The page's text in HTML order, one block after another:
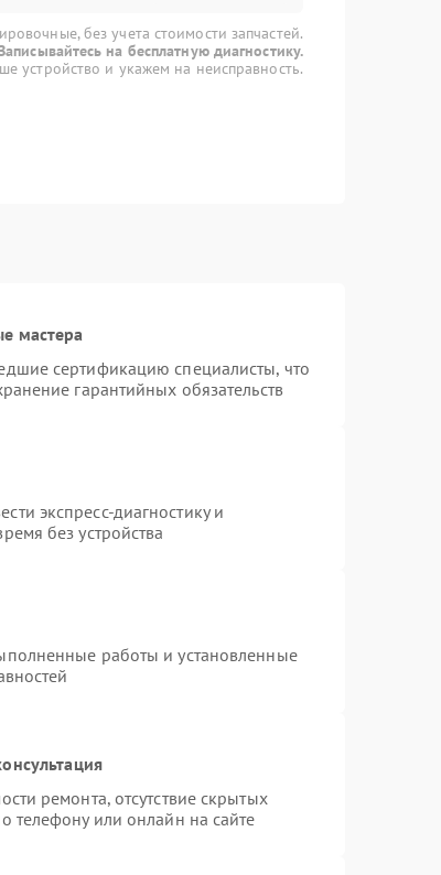
без учета стоимости запчастей.
на бесплатную диагностику.
устройство и укажем на неисправность.
мастера
сертификацию специалисты, что
гарантийных обязательств
экспресс-диагностику и
без устройства
работы и установленные
ремонта, отсутствие скрытых
телефону или онлайн на сайте